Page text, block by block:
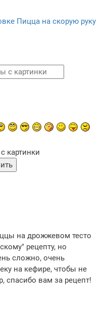
Пицца на скорую руку
картинки
на дрожжевом тесто
рецепту, но
сложно, очень
на кефире, чтобы не
спасибо вам за рецепт!